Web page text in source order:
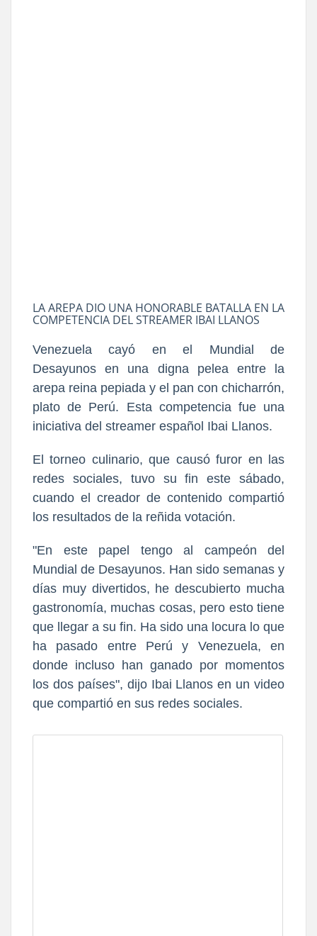
LA AREPA DIO UNA HONORABLE BATALLA EN LA
COMPETENCIA DEL STREAMER IBAI LLANOS
Venezuela cayó en el Mundial de
Desayunos en una digna pelea entre la
arepa reina pepiada y el pan con chicharrón,
plato de Perú. Esta competencia fue una
iniciativa del streamer español Ibai Llanos.
El torneo culinario, que causó furor en las
redes sociales, tuvo su fin este sábado,
cuando el creador de contenido compartió
los resultados de la reñida votación.
"En este papel tengo al campeón del
Mundial de Desayunos. Han sido semanas y
días muy divertidos, he descubierto mucha
gastronomía, muchas cosas, pero esto tiene
que llegar a su fin. Ha sido una locura lo que
ha pasado entre Perú y Venezuela, en
donde incluso han ganado por momentos
los dos países", dijo Ibai Llanos en un video
que compartió en sus redes sociales.